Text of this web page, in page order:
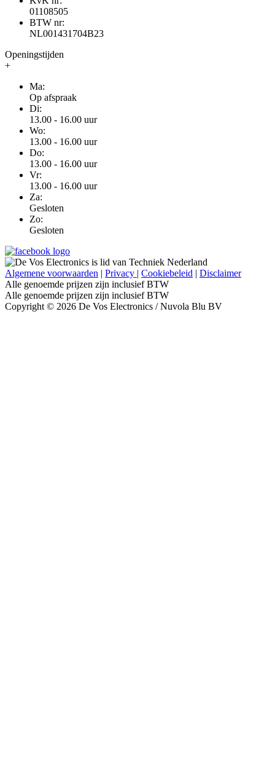
01108505
BTW nr:
NL001431704B23
Openingstijden
+
Ma:
Op afspraak
Di:
13.00 - 16.00 uur
Wo:
13.00 - 16.00 uur
Do:
13.00 - 16.00 uur
Vr:
13.00 - 16.00 uur
Za:
Gesloten
Zo:
Gesloten
Algemene voorwaarden | Privacy | Cookiebeleid | Disclaimer
Alle genoemde prijzen zijn inclusief BTW
Alle genoemde prijzen zijn inclusief BTW
Copyright © 2026 De Vos Electronics / Nuvola Blu BV